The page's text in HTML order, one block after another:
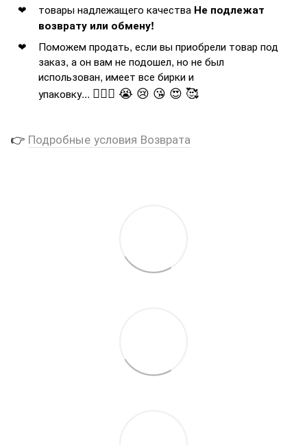
товары надлежащего качества Не подлежат
возврату или обмену!
Поможем продать, если вы приобрели товар под
заказ, а он вам не подошел, но не был
использован, имеет все бирки и
упаковку... 🤦🏻‍♂️ 😭 😢 😘 😍 🥰
👉 Подробные условия Возврата